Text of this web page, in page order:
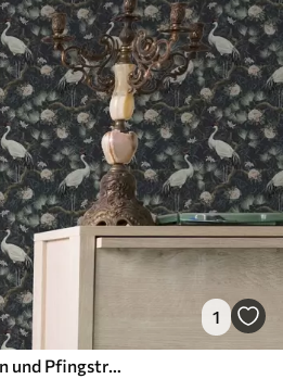
1
Kraniche zwischen Kiefern und Pfingstrosen auf dunklem Hintergrund